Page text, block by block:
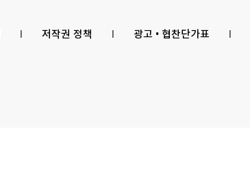
저작권 정책 광고 • 협찬단가표